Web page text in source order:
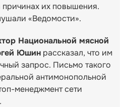
их повышения.
«Ведомости».
Национальной мясной
Юшин рассказал, что им
запрос. Письмо такого
антимонопольной
менеджмент сети